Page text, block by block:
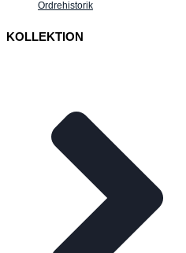
Ordrehistorik
KOLLEKTION